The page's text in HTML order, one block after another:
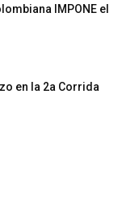
IMPONE el
en la 2a Corrida